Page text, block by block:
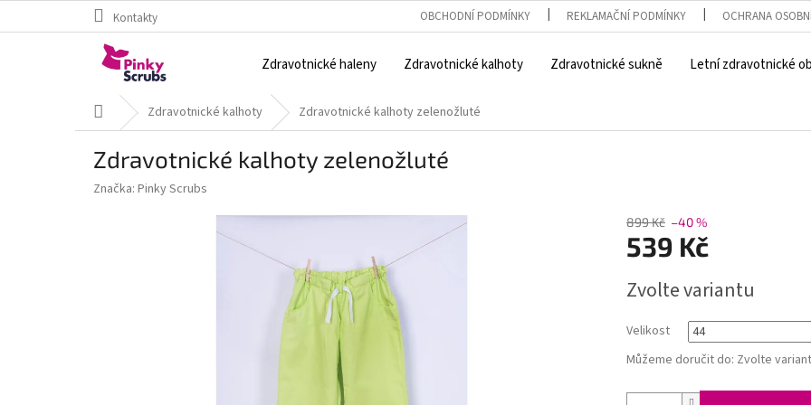
Kontakty OBCHODNÍ PODMÍNKY REKLAMAČNÍ PODMÍNKY OCHRANA
Zdravotnické haleny Zdravotnické kalhoty Zdravotnické sukně Letní zdravotnické
Domů Zdravotnické kalhoty Zdravotnické kalhoty zelenožluté
Zdravotnické kalhoty zelenožluté
Značka: Pinky Scrubs
899 Kč –40 %
539 Kč
cena:
Zvolte variantu
Velikost
Můžeme doručit do: Zvolte